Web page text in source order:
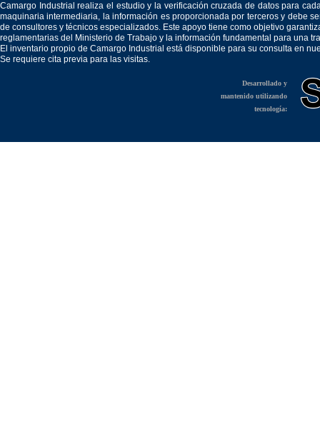
Camargo Industrial realiza el estudio y la verificación cruzada de datos para
maquinaria intermediaria, la información es proporcionada por terceros y debe
de consultores y técnicos especializados. Este apoyo tiene como objetivo
reglamentarias del Ministerio de Trabajo y la información fundamental para una
El inventario propio de Camargo Industrial está disponible para su consulta en
Se requiere cita previa para las visitas.
Desarrollado y
mantenido utilizando
tecnología: